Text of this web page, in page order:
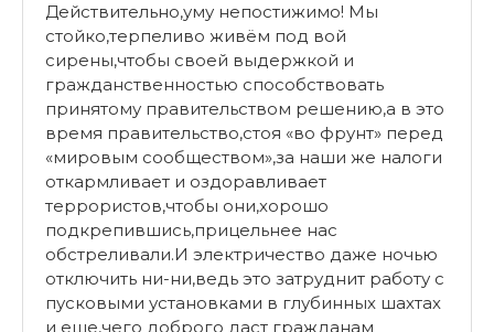
Действительно,уму непостижимо! Мы
стойко,терпеливо живём под вой
сирены,чтобы своей выдержкой и
гражданственностью способствовать
принятому правительством решению,а в это
время правительство,стоя «во фрунт» перед
«мировым сообществом»,за наши же налоги
откармливает и оздоравливает
террористов,чтобы они,хорошо
подкрепившись,прицельнее нас
обстреливали.И электричество даже ночью
отключить ни-ни,ведь это затруднит работу с
пусковыми установками в глубинных шахтах
и еще,чего доброго даст гражданам